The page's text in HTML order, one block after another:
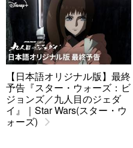
【日本語オリジナル版】最終
予告『スター・ウォーズ：ビ
ジョンズ／九人目のジェダ
イ』｜Star Wars(スター・ウ
ォーズ)